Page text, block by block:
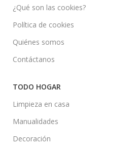
¿Qué son las cookies?
Política de cookies
Quiénes somos
Contáctanos
TODO HOGAR
Limpieza en casa
Manualidades
Decoración